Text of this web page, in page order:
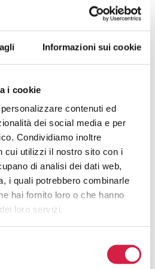
Informazioni sui cookie
i cookie
contenuti ed
dei social media e per
Condividiamo inoltre
cui utilizzi il nostro sito con i
di analisi dei dati web,
i quali potrebbero combinarle
hai fornito loro o che hanno
loro servizi.
mentre il termine
di una incisione
Con questo intervento
le potenzialità del Symani nella
utilizzando strumenti
Ad oggi,
Symani è già riconosciuta e
per l’esecuzione di
(collegamenti tra piccolissime
di lembi (tessuti da
ricostruire aree asportate), ma
Symani può essere utilizzato